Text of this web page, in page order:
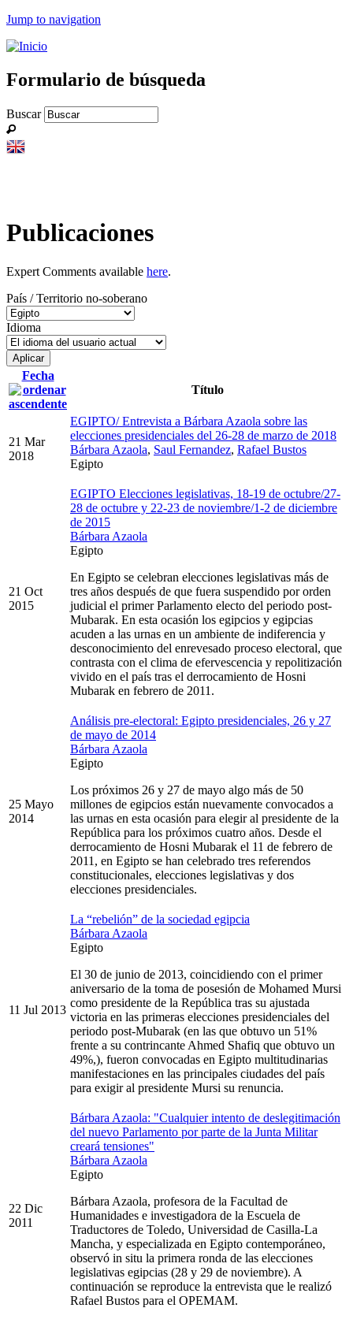
Jump to navigation
Formulario de búsqueda
Buscar
Publicaciones
Expert Comments available here.
País / Territorio no-soberano
Idioma
Fecha
Título
21 Mar
2018
EGIPTO/ Entrevista a Bárbara Azaola sobre las
elecciones presidenciales del 26-28 de marzo de 2018
Bárbara Azaola, Saul Fernandez, Rafael Bustos
Egipto
21 Oct
2015
EGIPTO Elecciones legislativas, 18-19 de octubre/27-
28 de octubre y 22-23 de noviembre/1-2 de diciembre
de 2015
Bárbara Azaola
Egipto
En Egipto se celebran elecciones legislativas más de
tres años después de que fuera suspendido por orden
judicial el primer Parlamento electo del periodo post-
Mubarak. En esta ocasión los egipcios y egipcias
acuden a las urnas en un ambiente de indiferencia y
desconocimiento del enrevesado proceso electoral, que
contrasta con el clima de efervescencia y repolitización
vivido en el país tras el derrocamiento de Hosni
Mubarak en febrero de 2011.
25 Mayo
2014
Análisis pre-electoral: Egipto presidenciales, 26 y 27
de mayo de 2014
Bárbara Azaola
Egipto
Los próximos 26 y 27 de mayo algo más de 50
millones de egipcios están nuevamente convocados a
las urnas en esta ocasión para elegir al presidente de la
República para los próximos cuatro años. Desde el
derrocamiento de Hosni Mubarak el 11 de febrero de
2011, en Egipto se han celebrado tres referendos
constitucionales, elecciones legislativas y dos
elecciones presidenciales.
11 Jul 2013
La “rebelión” de la sociedad egipcia
Bárbara Azaola
Egipto
El 30 de junio de 2013, coincidiendo con el primer
aniversario de la toma de posesión de Mohamed Mursi
como presidente de la República tras su ajustada
victoria en las primeras elecciones presidenciales del
periodo post-Mubarak (en las que obtuvo un 51%
frente a su contrincante Ahmed Shafiq que obtuvo un
49%,), fueron convocadas en Egipto multitudinarias
manifestaciones en las principales ciudades del país
para exigir al presidente Mursi su renuncia.
22 Dic
2011
Bárbara Azaola: "Cualquier intento de deslegitimación
del nuevo Parlamento por parte de la Junta Militar
creará tensiones"
Bárbara Azaola
Egipto
Bárbara Azaola, profesora de la Facultad de
Humanidades e investigadora de la Escuela de
Traductores de Toledo, Universidad de Casilla-La
Mancha, y especializada en Egipto contemporáneo,
observó in situ la primera ronda de las elecciones
legislativas egipcias (28 y 29 de noviembre). A
continuación se reproduce la entrevista que le realizó
Rafael Bustos para el OPEMAM.